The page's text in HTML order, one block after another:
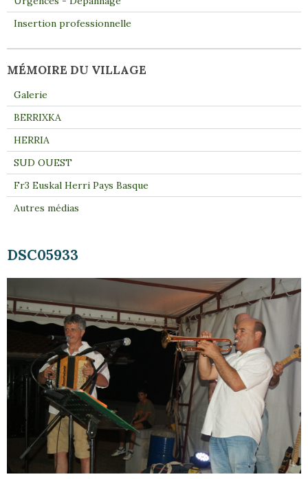
DSC05933
Insertion professionnelle
MÉMOIRE DU VILLAGE
Galerie
BERRIXKA
HERRIA
SUD OUEST
Fr3 Euskal Herri Pays Basque
Autres médias